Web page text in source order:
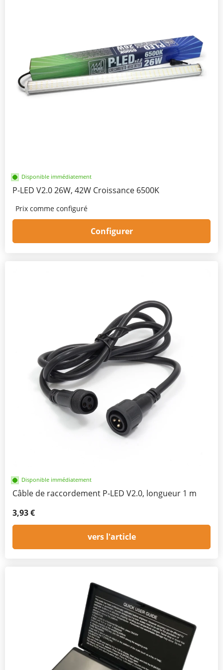
Disponible immédiatement
P-LED V2.0 26W, 42W Croissance 6500K
Prix comme configuré
Configurer
Disponible immédiatement
Câble de raccordement P-LED V2.0, longueur 1 m
3,93 €
vers l'article